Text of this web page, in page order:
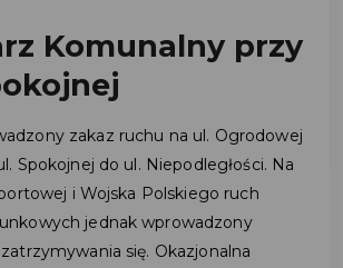
Komunalny przy
zakaz ruchu na ul. Ogrodowej
Spokojnej do ul. Niepodległości. Na
i Wojska Polskiego ruch
jednak wprowadzony
się. Okazjonalna